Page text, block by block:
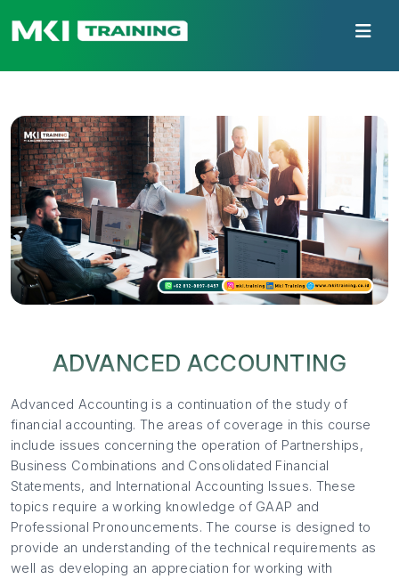
ADVANCED ACCOUNTING
Advanced Accounting is a continuation of the study of
financial accounting. The areas of coverage in this course
include issues concerning the operation of Partnerships,
Business Combinations and Consolidated Financial
Statements, and International Accounting Issues. These
topics require a working knowledge of GAAP and
Professional Pronouncements. The course is designed to
provide an understanding of the technical requirements as
well as developing an appreciation for working with